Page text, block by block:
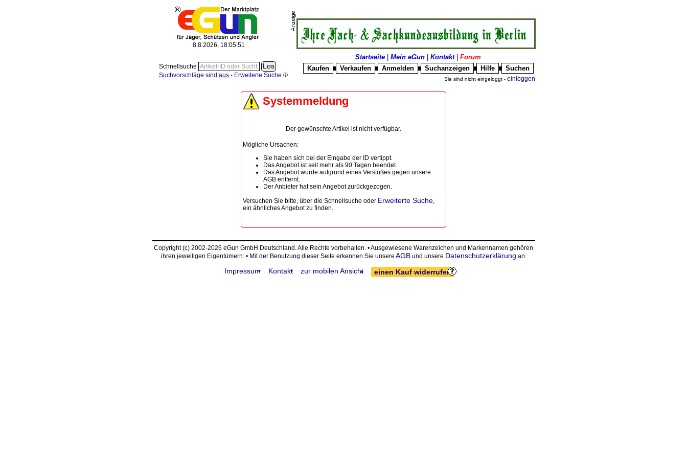
8.8.2026, 18:05:51
Schnellsuche
Suchvorschläge sind aus- Erweiterte Suche
Startseite Mein eGun Kontakt| Forum
Kaufen
Verkaufen Anmelden Suchanzeigen Hilfe Suchen
Sie sind nicht eingeloggt - einloggen
Systemmeldung
Der gewünschte Artikel ist nicht verfügbar.
Mögliche Ursachen:
Sie haben sich bei der Eingabe der ID vertippt.
Das Angebot ist seit mehr als 90 Tagen beendet.
Das Angebot wurde aufgrund eines Verstoßes gegen unsere
AGB entfernt.
Der Anbieter hat sein Angebot zurückgezogen.
Versuchen Sie bitte, über die Schnellsuche oder Erweiterte Suche,
ein ähnliches Angebot zu finden.
Copyright (c) 2002-2026 eGun GmbH Deutschland. Alle Rechte vorbehalten. • Ausgewiesene Warenzeichen und Markennamen gehören
ihren jeweiligen Eigentümern. • Mit der Benutzung dieser Seite erkennen Sie unsere AGBund unsere Datenschutzerklärung an.
Impressum Kontakt zur mobilen Ansicht einen Kauf widerrufen